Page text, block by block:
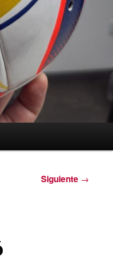
Siguiente →